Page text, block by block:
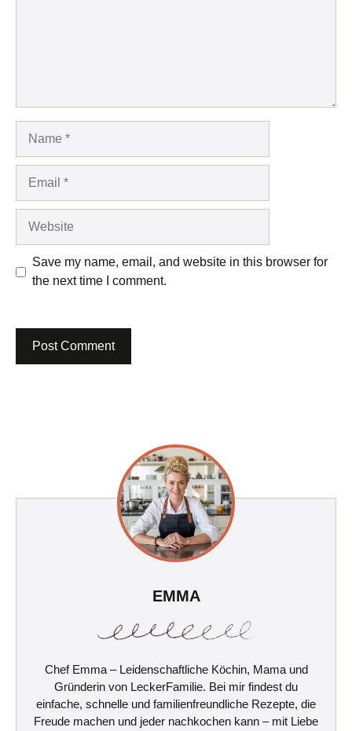
Save my name, email, and website in this browser for
the next time I comment.
EMMA
Chef Emma – Leidenschaftliche Köchin, Mama und
Gründerin von LeckerFamilie. Bei mir findest du
einfache, schnelle und familienfreundliche Rezepte, die
Freude machen und jeder nachkochen kann – mit Liebe